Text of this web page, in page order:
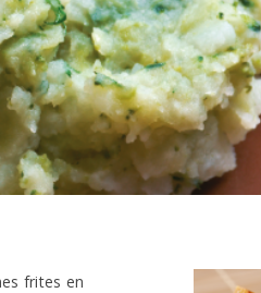
frites en